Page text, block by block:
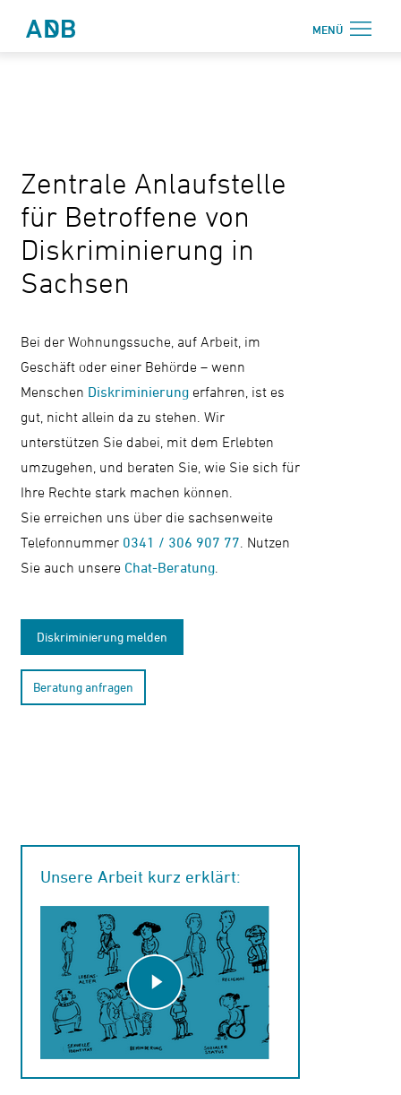
MENÜ
Zentrale Anlaufstelle
für Betroffene von
Diskriminierung in
Sachsen
Bei der Wohnungssuche, auf Arbeit, im
Geschäft oder einer Behörde – wenn
Menschen Diskriminierung erfahren, ist es
gut, nicht allein da zu stehen. Wir
unterstützen Sie dabei, mit dem Erlebten
umzugehen, und beraten Sie, wie Sie sich für
Ihre Rechte stark machen können.
Sie erreichen uns über die sachsenweite
Telefonnummer 0341 / 306 907 77 . Nutzen
Sie auch unsere Chat-Beratung
Diskriminierung melden
Beratung anfragen
Unsere Arbeit kurz erklärt: